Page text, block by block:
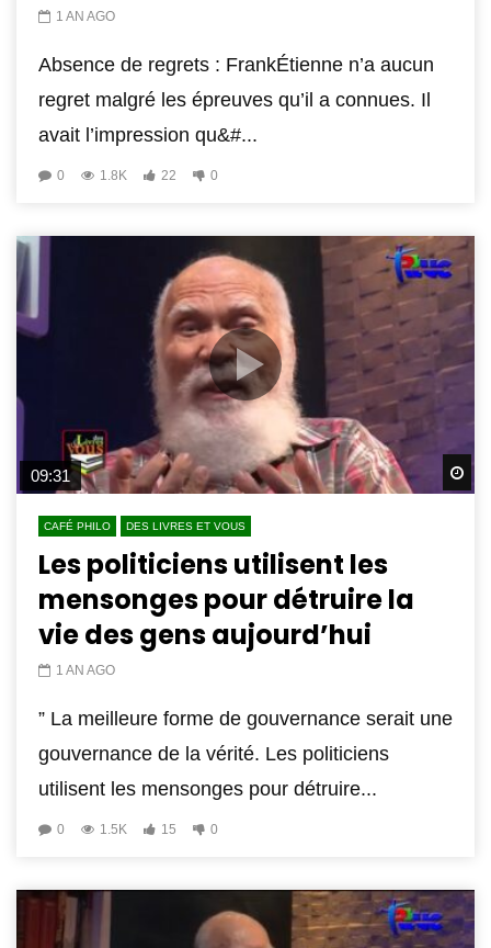
1 AN AGO
Absence de regrets : FrankÉtienne n’a aucun
regret malgré les épreuves qu’il a connues. Il
avait l’impression qu&#...
0 1.8K 22 0
09:31
CAFÉ PHILO DES LIVRES ET VOUS
Les politiciens utilisent les
mensonges pour détruire la
vie des gens aujourd’hui
1 AN AGO
” La meilleure forme de gouvernance serait une
gouvernance de la vérité. Les politiciens
utilisent les mensonges pour détruire...
0 1.5K 15 0